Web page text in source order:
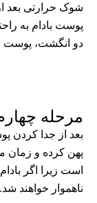
شوک حرارتی بعد
پوست بادام به
دو انگشت، پوست
مرحله
بعد از جدا کردن
پهن کرده و زمان
است زیرا اگر
ناهموار خواهند شد.